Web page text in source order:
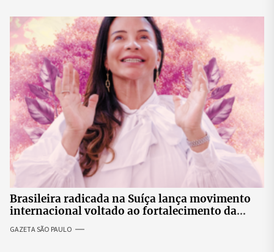
Brasileira radicada na Suíça lança movimento
internacional voltado ao fortalecimento da
identidade feminina
GAZETA SÃO PAULO